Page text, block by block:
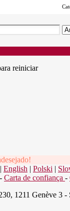
reiniciar
| English | Polski |
- Carta de confiança -
1211 Genève 3 -